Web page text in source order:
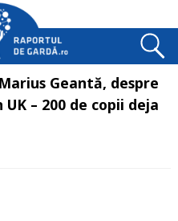
Geantă, despre
– 200 de copii deja